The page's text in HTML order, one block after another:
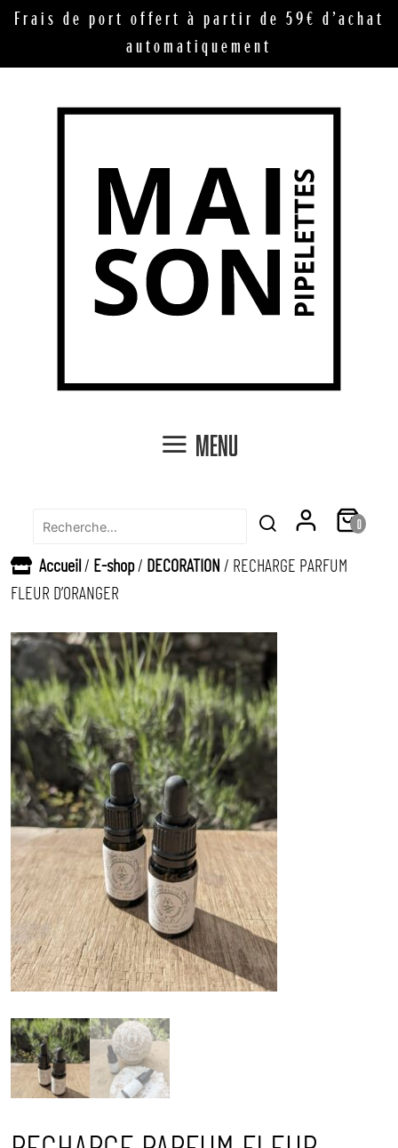
Frais de port offert à partir de 59€ d’achat
automatiquement
Menu
Recherche
0
Accueil/ E-shop/ DECORATION / RECHARGE PARFUM
FLEUR D’ORANGER